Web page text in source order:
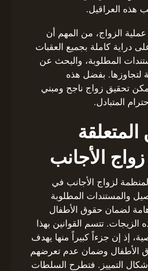
هذه العراقيل.
الزواج، من المهم أن
دراية كاملة بجميع العقبات
المطلوبة، والبحث عن
لتجاوزها. بفضل هذه
تحقيق زواج ناجح ومبني
المتبادل.
المتعلقة
الأجانب
المنظمة لزواج الأجانب في
والمستندات المطلوبة
لضمان حقوق الأطفال
الزيجات. تتسم القوانين بهذا
إذ إن جزءاً كبيراً منها يهدف
الأطفال وضمان عدم تعرضهم
التمييز. فتطرح السلطات